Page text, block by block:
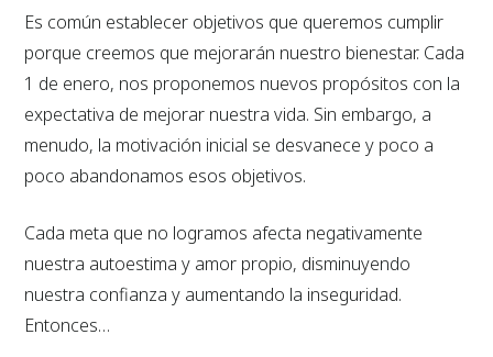
Es común establecer objetivos que queremos cumplir
porque creemos que mejorarán nuestro bienestar. Cada
1 de enero, nos proponemos nuevos propósitos con la
expectativa de mejorar nuestra vida. Sin embargo, a
menudo, la motivación inicial se desvanece y poco a
poco abandonamos esos objetivos.
Cada meta que no logramos afecta negativamente
nuestra autoestima y amor propio, disminuyendo
nuestra confianza y aumentando la inseguridad.
Entonces…